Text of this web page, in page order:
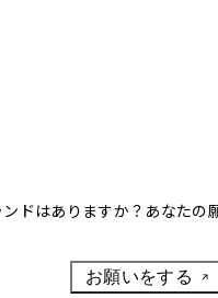
ドはありますか？あなたの
お願いをする